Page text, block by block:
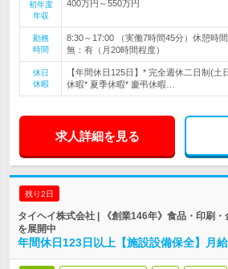
初年度
年収
400万円～550万円
勤務
時間
8:30～17:00 （実働7時間45分）休憩時
無：有（月20時間程度）
休日
休暇
【年間休日125日】* 完全週休二日制(土
休暇* 夏季休暇* 慶弔休暇…
求人詳細を見る
残り2日
タイヘイ株式会社 | 《創業146年》食品・印刷
を展開中
年間休日123日以上【施設設備保全】月